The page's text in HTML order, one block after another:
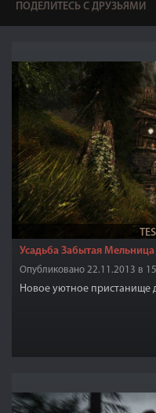
ПОДЕЛИТЕСЬ С ДРУЗЬЯМИ
Усадьба Забытая
Опубликовано 22.11.2013 в
Новое уютное пристанище